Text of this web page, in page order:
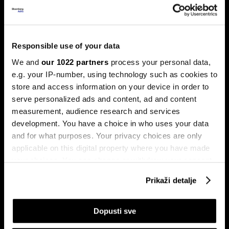
Responsible use of your data
We and our 1022 partners process your personal data,
e.g. your IP-number, using technology such as cookies to
store and access information on your device in order to
serve personalized ads and content, ad and content
measurement, audience research and services
development. You have a choice in who uses your data
and for what purposes. Your privacy choices are only
applicable on this digital property where you have made
your choices. You can change or withdraw your consent
If you allow, we would also like to:
Collect information about your geographical
Prikaži detalje
Dopusti sve
Hakeri postaju brži uz AI, a BiH još
nema štit protiv novih cyber napada
BiH ulazi u novu fazu cyber prijetnji, ali odbrana i dalje nije
dovoljno povezana.
Kako su AI stručnjaci postali